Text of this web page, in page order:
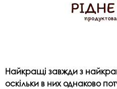
Найкращі завжди з
оскільки в них однаково